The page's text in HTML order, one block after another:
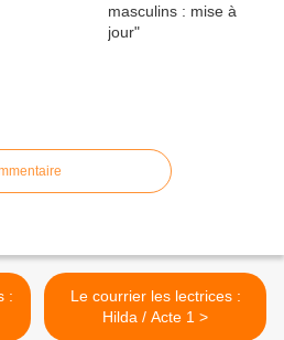
Le courrier les lectrices :
Hilda / Acte 1 >